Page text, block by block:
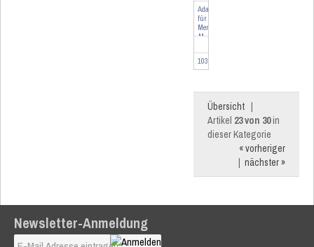
Adapter
für
Merten
M
103093
Übersicht |
Artikel 23 von 30in
dieser Kategorie
« vorheriger
| nächster »
Newsletter-Anmeldung